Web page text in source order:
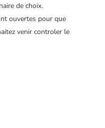
de choix.
ouvertes pour que
venir controler le